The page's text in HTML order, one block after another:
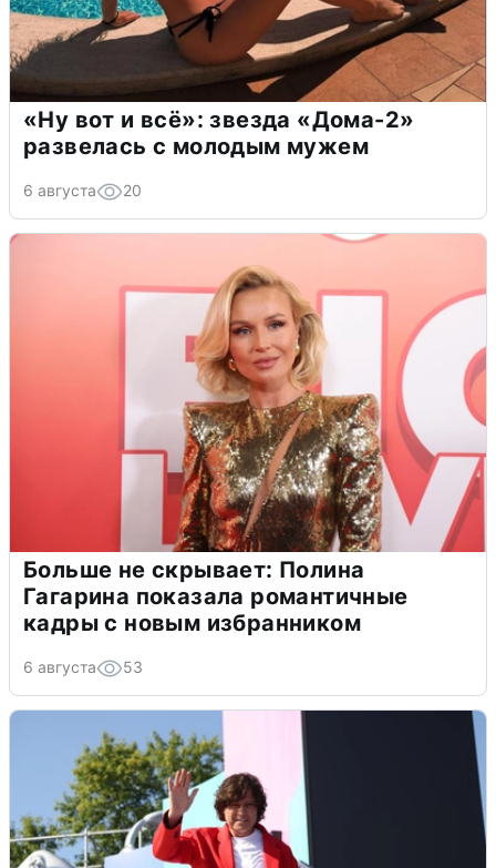
«Ну вот и всё»: звезда «Дома-2»
развелась с молодым мужем
6 августа 20
Больше не скрывает: Полина
Гагарина показала романтичные
кадры с новым избранником
6 августа 53